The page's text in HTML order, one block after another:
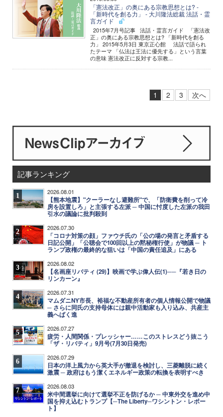
「憲法改正」の奥にある宗教思想とは? -
「新時代を創る力」 - 大川隆法総裁 法話・霊
言ガイド
2015年7月号記事 法話・霊言ガイド 「憲法改
正」の奥にある宗教思想とは? 「新時代を創る
力」 2015年5月3日 東京正心館 法話で語られ
たテーマ 「仏法は王法に優先する」という言葉
の意味 憲法改正に反対する宗教...
1 2 3 次へ
記事ランキング
1 2026.08.01
【熊本地震】"クーラーなし避難所"で、「防衛費を削って冷
房を設置しろ」と主張する左派 ─ 中国に忖度した左派の我田
引水の議論に批判殺到
2 2026.07.30
「コロナ対策の顔」ファウチ氏の「公の場の発言と矛盾する
日記公開」「公聴会で100回以上の黙秘権行使」が物議 ─ ト
ランプ政権の最終的な狙いは「中国の責任追及」にある
3 2026.08.02
【名画座リバティ (29)】映画で学ぶ偉人伝(1)──『若き日の
リンカーン』
4 2026.07.31
マムダニNY市長、裕福な不動産所有者の個人情報公開で物議
─ さらに同氏の支持母体には親中活動家も入り込み、共産主
義へばく進
5 2026.07.27
疲労・人間関係・プレッシャー……このストレスどう抜こう
「ザ・リバティ」9月号(7月30日発売)
6 2026.07.29
日本の洋上風力から英大手が撤退を検討し、三菱離脱に続く
激震 ─ 政府はもう潔くエネルギー政策の転換を表明すべき
7 2026.08.03
米中間選挙に向けて選挙不正を防げるか ─ 中東外交を進め中
国を抑え込むトランプ【─The Liberty─ワシントン・レポー
ト】